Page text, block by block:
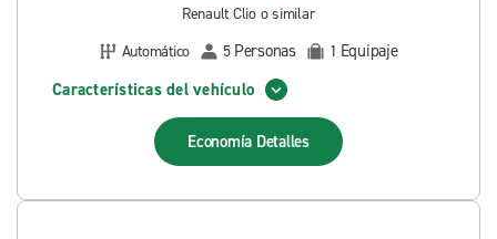
Renault Clio o similar
Automático
5 Personas 1 Equipaje
Características del vehículo
Economía Detalles